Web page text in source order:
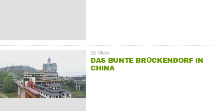
DAS BUNTE BRÜCKENDORF IN
CHINA